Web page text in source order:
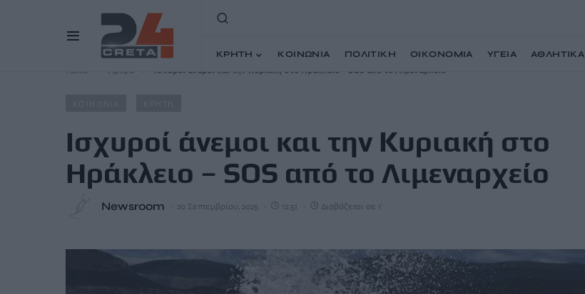
ΚΡΗΤΗ ΚΟΙΝΩΝΙΑ ΠΟΛΙΤΙΚΗ ΟΙΚΟΝΟΜΙΑ ΥΓΕΙΑ ΑΘΛΗΤΙΚΑ
Home
Άρθρα Ισχυροί άνεμοι και την Κυριακή στο Ηράκλειο – SOS από το Λιμεναρχείο
Ισχυροί άνεμοι και την Κυριακή στο
Ηράκλειο – SOS από το Λιμεναρχείο
Newsroom 20 Σεπτεμβρίου, 2025 12:51 Διαβάζεται σε 1'